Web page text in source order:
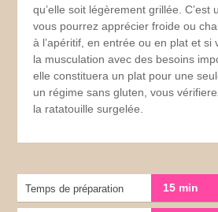
qu’elle soit légèrement grillée. C’est
vous pourrez apprécier froide ou
à l’apéritif, en entrée ou en plat et si
la musculation avec des besoins
elle constituera un plat pour une
un régime sans gluten, vous
la ratatouille surgelée.
Temps de préparation 15 min